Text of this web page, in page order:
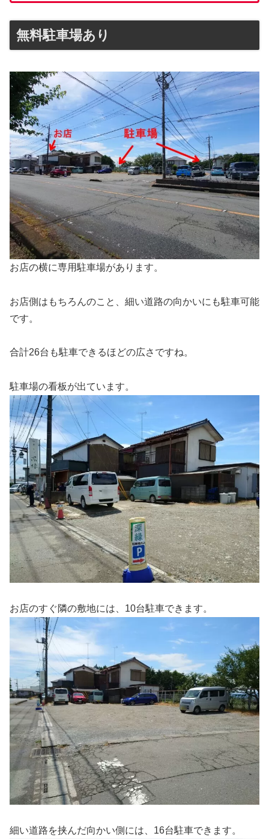
無料駐車場あり
お店の横に専用駐車場があります。
お店側はもちろんのこと、細い道路の向かいにも駐車可能
です。
合計26台も駐車できるほどの広さですね。
駐車場の看板が出ています。
お店のすぐ隣の敷地には、10台駐車できます。
細い道路を挟んだ向かい側には、16台駐車できます。